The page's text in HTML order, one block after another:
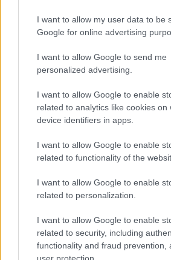
I want to allow my user data to be
Google for online advertising
I want to allow Google to send me
personalized advertising.
I want to allow Google to enable
related to analytics like cookies on
device identifiers in apps.
I want to allow Google to enable
related to functionality of the
I want to allow Google to enable
related to personalization.
I want to allow Google to enable
related to security, including
functionality and fraud prevention,
της Ζωής
Οι άνθρωποι, οι αυθεντικές
το ελληνικό καλοκαίρι
πολιτισμός που μας ενώνει
ΟΣΑ ΧΡΕΙΑΖΕΣΑΙ
ΓΙΑ ΤΟ ΚΑΛΟΚΑΙΡΙ
ΤΟ ΠΑΡΟΝ ΤΗΣ